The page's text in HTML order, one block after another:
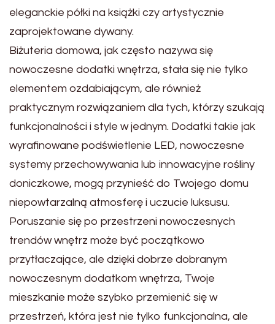
eleganckie półki na książki czy artystycznie
zaprojektowane dywany.
Biżuteria domowa, jak często nazywa się
nowoczesne dodatki wnętrza, stała się nie tylko
elementem ozdabiającym, ale również
praktycznym rozwiązaniem dla tych, którzy szukają
funkcjonalności i style w jednym. Dodatki takie jak
wyrafinowane podświetlenie LED, nowoczesne
systemy przechowywania lub innowacyjne rośliny
doniczkowe, mogą przynieść do Twojego domu
niepowtarzalną atmosferę i uczucie luksusu.
Poruszanie się po przestrzeni nowoczesnych
trendów wnętrz może być początkowo
przytłaczające, ale dzięki dobrze dobranym
nowoczesnym dodatkom wnętrza, Twoje
mieszkanie może szybko przemienić się w
przestrzeń, która jest nie tylko funkcjonalna, ale